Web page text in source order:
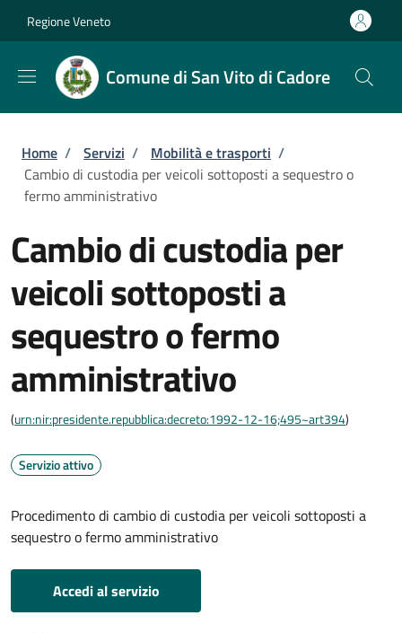
Regione Veneto
Comune di San Vito di Cadore
Briciole di pane
Home / Servizi / Mobilità e trasporti /
Cambio di custodia per veicoli sottoposti a sequestro o
fermo amministrativo
Cambio di custodia per
veicoli sottoposti a
sequestro o fermo
amministrativo
(urn:nir:presidente.repubblica:decreto:1992-12-16;495~art394)
Servizio attivo
Procedimento di cambio di custodia per veicoli sottoposti a
sequestro o fermo amministrativo
Accedi al servizio